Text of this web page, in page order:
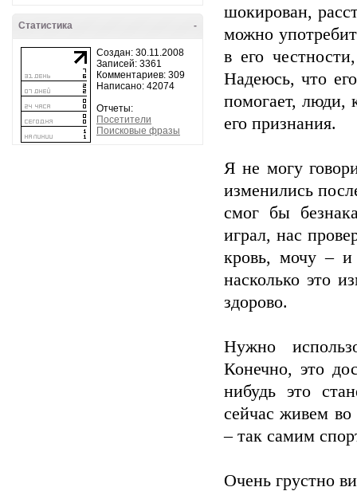
-
Статистика
Создан: 30.11.2008
Записей: 3361
Комментариев: 309
Написано: 42074
Отчеты:
Посетители
Поисковые фразы
шокирован,
можно
в его
Надеюсь, что
помогает, люди,
его признания.
Я не могу
изменились
смог бы
играл, нас
кровь, мочу – и
насколько это
здорово.
Нужно
Конечно, это
нибудь это
сейчас живем во
– так самим
Очень грустно